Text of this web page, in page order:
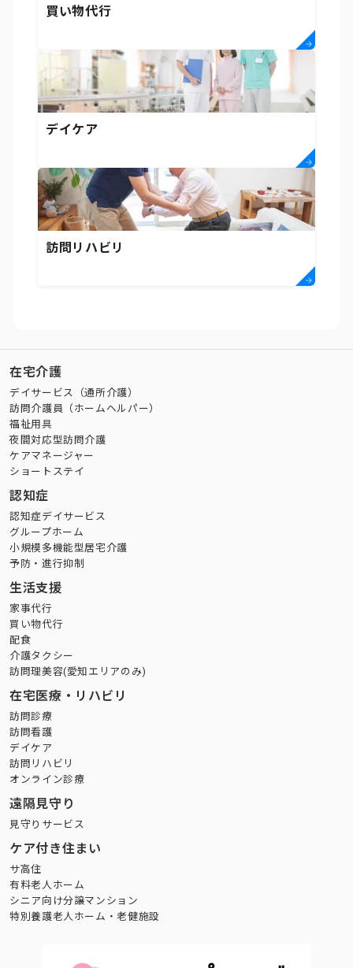
買い物代行
デイケア
訪問リハビリ
在宅介護
デイサービス（通所介護）
訪問介護員（ホームヘルパー）
福祉用具
夜間対応型訪問介護
ケアマネージャー
ショートステイ
認知症
認知症デイサービス
グループホーム
小規模多機能型居宅介護
予防・進行抑制
生活支援
家事代行
買い物代行
配食
介護タクシー
訪問理美容(愛知エリアのみ)
在宅医療・リハビリ
訪問診療
訪問看護
デイケア
訪問リハビリ
オンライン診療
遠隔見守り
見守りサービス
ケア付き住まい
サ高住
有料老人ホーム
シニア向け分譲マンション
特別養護老人ホーム・老健施設